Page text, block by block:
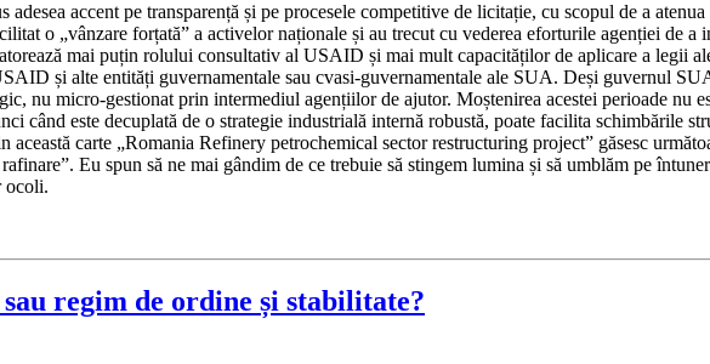
accent pe transparență și pe procesele competitive de licitație, cu scopul de a
o „vânzare forțată” a activelor naționale și au trecut cu vederea eforturile agenției de
mai puțin rolului consultativ al USAID și mai mult capacităților de aplicare a legii
și alte entități guvernamentale sau cvasi-guvernamentale ale SUA. Deși guvernul
nu micro-gestionat prin intermediul agențiilor de ajutor. Moștenirea acestei perioade nu
când este decuplată de o strategie industrială internă robustă, poate facilita schimbările
carte „Romania Refinery petrochemical sector restructuring project” găsesc
Eu spun să ne mai gândim de ce trebuie să stingem lumina și să umblăm pe
ocoli.
regim de ordine și stabilitate?